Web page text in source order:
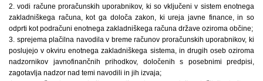
2. vodi račune proračunskih uporabnikov, ki so vključeni v sistem enotnega
zakladniškega računa, kot ga določa zakon, ki ureja javne finance, in so
odprti kot podračuni enotnega zakladniškega računa države oziroma občine;
3. sprejema plačilna navodila v breme računov proračunskih uporabnikov, ki
poslujejo v okviru enotnega zakladniškega sistema, in drugih oseb oziroma
nadzornikov javnofinančnih prihodkov, določenih s posebnimi predpisi,
zagotavlja nadzor nad temi navodili in jih izvaja;